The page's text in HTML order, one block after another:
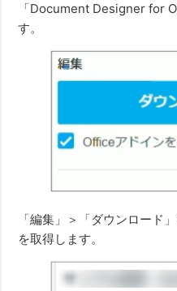
「Document Designer for
す。
「編集」＞「ダウンロード
を取得します。